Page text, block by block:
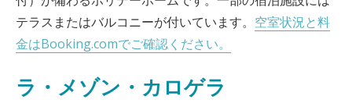
テラスまたはバルコニーが付いています。 空室状況と料
金はBooking.comでご確認ください。
ラ・メゾン・カロゲラ